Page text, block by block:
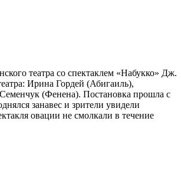
театра со спектаклем «Набукко» Дж.
Ирина Гордей (Абигаиль),
(Фенена). Постановка прошла с
занавес и зрители увидели
овации не смолкали в течение